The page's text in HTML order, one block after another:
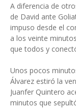
A diferencia de
de David ante
impuso desde el
a los veinte
que todos y
Unos pocos
Álvarez estiró la
Juanfer Quintero
minutos que